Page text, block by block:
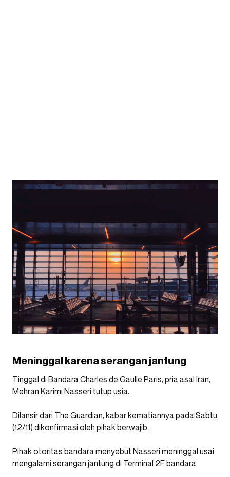
Meninggal karena serangan jantung
Tinggal di Bandara Charles de Gaulle Paris, pria asal Iran,
Mehran Karimi Nasseri tutup usia.
Dilansir dari The Guardian, kabar kematiannya pada Sabtu
(12/11) dikonfirmasi oleh pihak berwajib.
Pihak otoritas bandara menyebut Nasseri meninggal usai
mengalami serangan jantung di Terminal 2F bandara.